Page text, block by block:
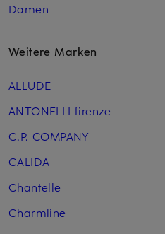
Damen
Weitere Marken
ALLUDE
ANTONELLI firenze
C.P. COMPANY
CALIDA
Chantelle
Charmline